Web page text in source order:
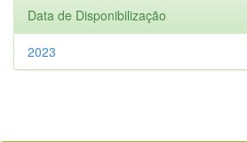
Data de Disponibilização
2023